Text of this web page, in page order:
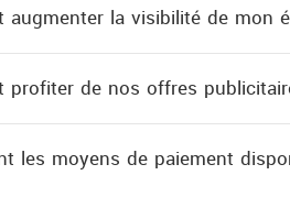
augmenter la visibilité de mon
profiter de nos offres
les moyens de paiement